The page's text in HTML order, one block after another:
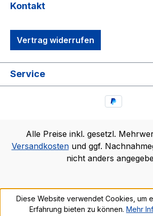
Kontakt
Vertrag widerrufen
Service
Alle Preise inkl. gesetzl.
Versandkostenund ggf.
nicht anders
Diese Website verwendet Cookies, um
Erfahrung bieten zu können. Mehr